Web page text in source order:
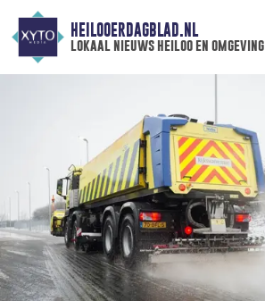
HEILOOERDAGBLAD.NL
lokaal nieuws heiloo en omgeving